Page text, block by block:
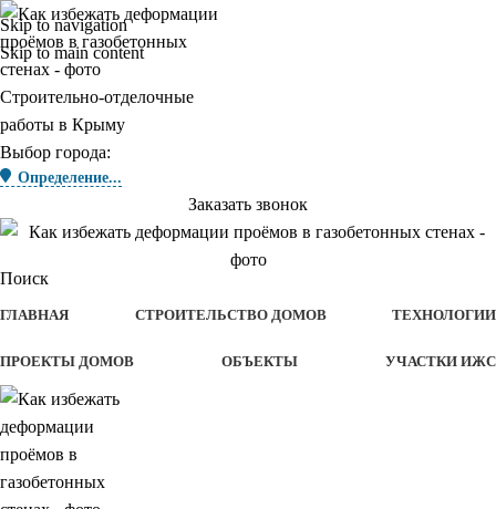
Skip to navigation
Skip to main content
Строительно-отделочные
работы в Крыму
Выбор города:
Определение...
Заказать звонок
Поиск
ГЛАВНАЯ СТРОИТЕЛЬСТВО ДОМОВ ТЕХНОЛОГИИ
ПРОЕКТЫ ДОМОВ ОБЪЕКТЫ УЧАСТКИ ИЖС